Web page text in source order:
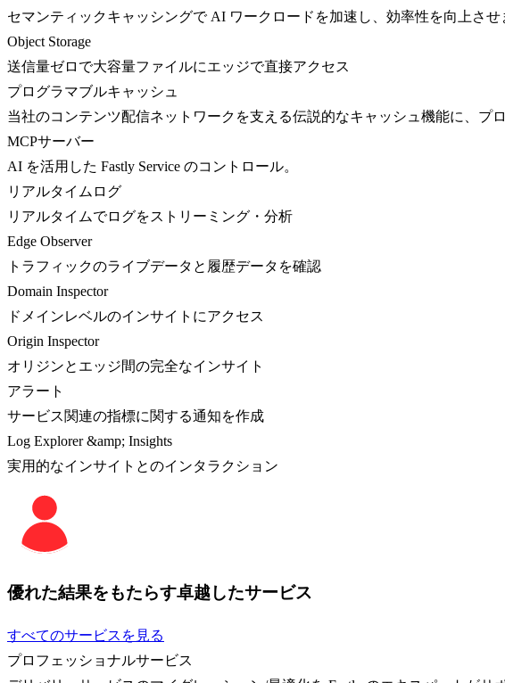
セマンティックキャッシングで AI ワークロードを加速し、効率性を向上させ
Object Storage
送信量ゼロで大容量ファイルにエッジで直接アクセス
プログラマブルキャッシュ
当社のコンテンツ配信ネットワークを支える伝説的なキャッシュ機能に、プ
MCPサーバー
AI を活用した Fastly Service のコントロール。
リアルタイムログ
リアルタイムでログをストリーミング・分析
Edge Observer
トラフィックのライブデータと履歴データを確認
Domain Inspector
ドメインレベルのインサイトにアクセス
Origin Inspector
オリジンとエッジ間の完全なインサイト
アラート
サービス関連の指標に関する通知を作成
Log Explorer &amp; Insights
実用的なインサイトとのインタラクション
優れた結果をもたらす卓越したサービス
すべてのサービスを見る
プロフェッショナルサービス